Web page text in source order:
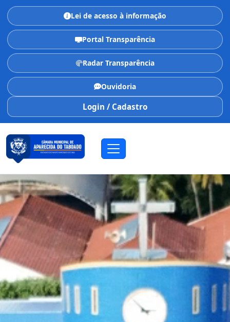
Lei de acesso à informação
Portal Transparência
Radar Transparência
Ouvidoria
Login / Cadastro
CÂMARA MUNICIPAL
Aparecida do Taboado